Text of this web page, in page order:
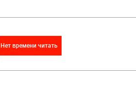
Нет времени читать